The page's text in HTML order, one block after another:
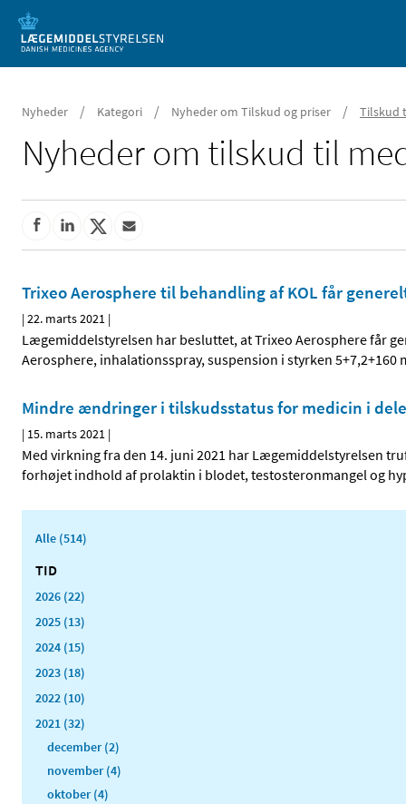
Mobil visning
Nyheder / Kategori / Nyheder om Tilskud og priser / Tilskud
Nyheder om tilskud til
Trixeo Aerosphere til behandling af KOL får
|22. marts 2021 |
Lægemiddelstyrelsen har besluttet, at Trixeo Aerosphere får
Aerosphere, inhalationsspray, suspension i styrken 5+7,2+160
Mindre ændringer i tilskudsstatus for medicin i dele
| 15. marts 2021 |
Med virkning fra den 14. juni 2021 har Lægemiddelstyrelsen
forhøjet indhold af prolaktin i blodet, testosteronmangel og
Alle (514)
TID
2026 (22)
2025 (13)
2024 (15)
2023 (18)
2022 (10)
2021 (32)
december (2)
november (4)
oktober (4)